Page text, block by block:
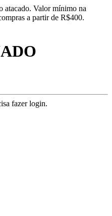
atacado. Valor mínimo na
a partir de R$400.
fazer login.